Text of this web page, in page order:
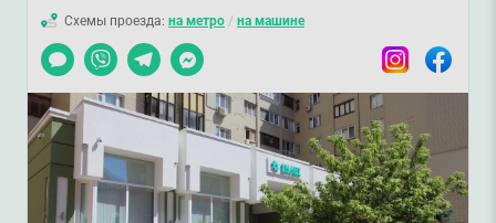
Схемы проезда: на метро / на машине
Чат
Viber TelegramMessenger InstagramFacebook